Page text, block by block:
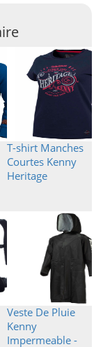
T-shirt Manches
Courtes Kenny
Heritage
Veste De Pluie
Kenny
Impermeable -